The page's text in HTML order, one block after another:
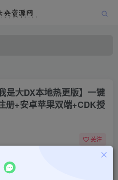
是大DX本地热更版】一键
册+安卓苹果双端+CDK授
关注